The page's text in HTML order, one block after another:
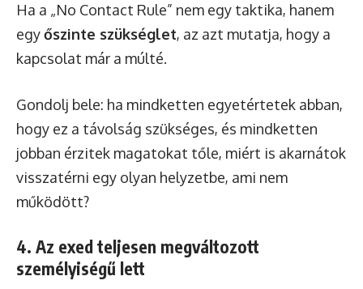
Ha a „No Contact Rule” nem egy taktika, hanem
egyőszinte szükséglet, az azt mutatja, hogy a
kapcsolat már a múlté.
Gondolj bele: ha mindketten egyetértetek abban,
hogy ez a távolság szükséges, és mindketten
jobban érzitek magatokat tőle, miért is akarnátok
visszatérni egy olyan helyzetbe, ami nem
működött?
4. Az exed teljesen megváltozott
személyiségű lett